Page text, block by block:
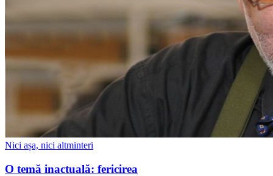
Nici așa, nici altminteri
O temă inactuală: fericirea